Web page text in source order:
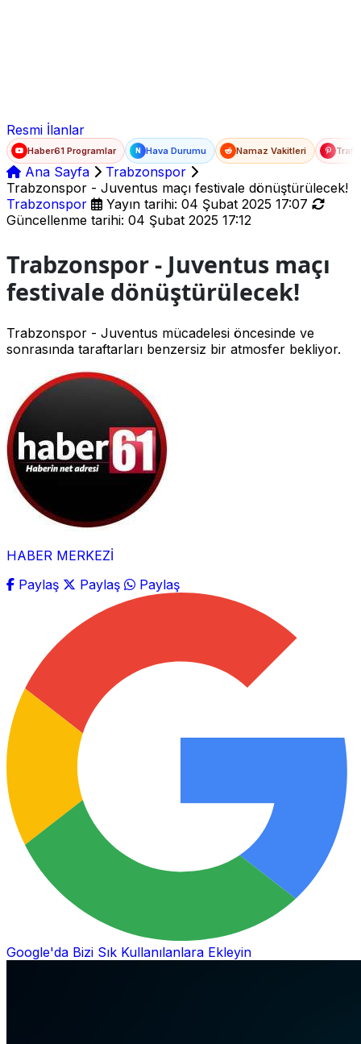
Resmi İlanlar
Haber61 Programlar N Hava Durumu Namaz Vakitleri
Ana Sayfa
Trabzonspor
Trabzonspor - Juventus maçı festivale dönüştürülecek!
Trabzonspor
Yayın tarihi: 04 Şubat 2025 17:07
Güncellenme tarihi: 04 Şubat 2025 17:12
Trabzonspor - Juventus maçı
festivale dönüştürülecek!
Trabzonspor - Juventus mücadelesi öncesinde ve
sonrasında taraftarları benzersiz bir atmosfer bekliyor.
HABER MERKEZİ
Paylaş
Paylaş Paylaş
Google'da Bizi Sık Kullanılanlara Ekleyin